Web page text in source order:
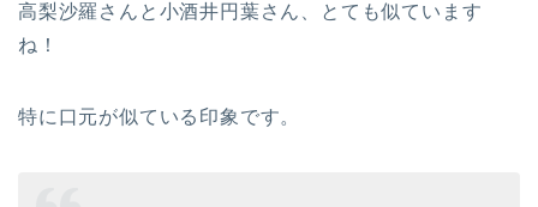
高梨沙羅さんと小酒井円葉さん、とても似ています
ね！
特に口元が似ている印象です。